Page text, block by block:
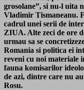
grosolane”, si nu-l uita
Vladimir Tismaneanu.
cadrul unei serii de
ZIUA. Alte zeci de ore
urmau sa se
Romania si politica ei
reveni cu noi materiale
fauna komisarilor
de azi, dintre care nu
Rosu.